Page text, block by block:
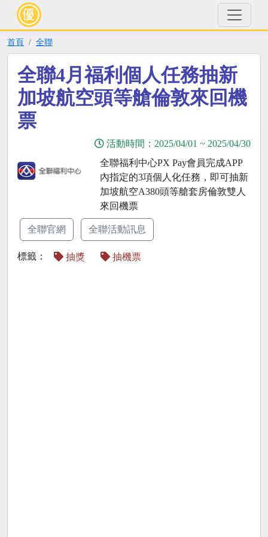
首頁 全聯
全聯4月福利個人任務抽新
加坡航空頭等艙倫敦來回機
票
活動時間： 2025/04/01 ~ 2025/04/30
全聯福利中心PX Pay會員完成APP
內指定的3項個人化任務，即可抽新
加坡航空A380頭等艙套房倫敦雙人
來回機票
全聯官網 全聯活動訊息
標籤： 抽獎 抽機票